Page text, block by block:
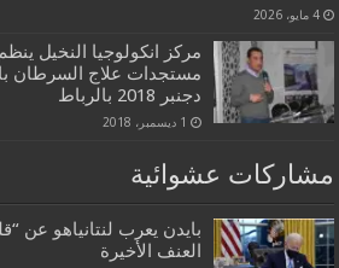
4 مايو، 2026
مركز انكولوجيا النخيل
دجنبر 2018 بالرباط
1 ديسمبر، 2018
مشاركات عشوائية
بايدن يعرب لنتانياهو عن
العنف الأخيرة